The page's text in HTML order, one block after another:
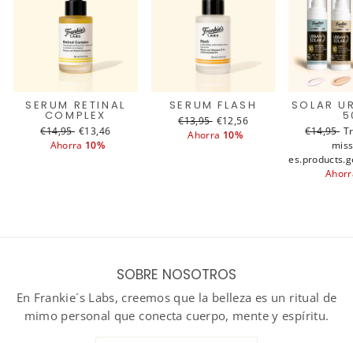
SERUM RETINAL
COMPLEX
Translation
missing:
€14,95 Translation
missing:
€13,46
Ahorra 10%
SERUM FLASH
Translation
missing:
es.products.general.regular_price
€13,95 Translation
missing:
€12,56
Ahorra 10%
SOLAR
missing:
€14,95
SOBRE NOSOTROS
En Frankie´s Labs, creemos que la belleza es un ritual de
mimo personal que conecta cuerpo, mente y espíritu.